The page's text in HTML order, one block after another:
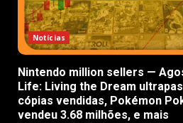
Notícias
Nintendo million sellers —
Life: Living the Dream
cópias vendidas, Pokémon
vendeu 3.68 milhões, e mais